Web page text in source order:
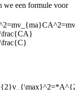
we een formule voor